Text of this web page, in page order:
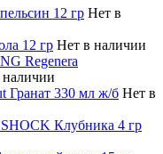
12 гр Нет в
12 гр Нет в наличии
Regenera
Гранат 330 мл ж/б Нет в
Клубника 4 гр